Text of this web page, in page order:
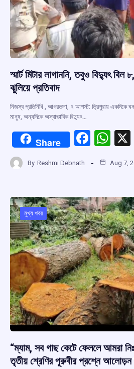
স্মার্ট মিটার লাগাননি, তবুও বিদ্যুৎ
ঝুলিয়ে প্রতিবাদ
নিজস্ব প্রতিনিধি , আগরতলা, ৭ আগস্ট: ত্রিপুরায় একদিকে ঘন
মানুষ, অন্যদিকে অস্বাভাবিক বিদ্যুৎ…
Share
F
ce
o
o
k
W
at
A
p
p
By Reshmi Debnath Aug 7,
মুখ্য খবর
“ম্যাম, সব গাছ কেটে ফেললে আমরা
তৃতীয় শ্রেণির পূরুবীর প্রশ্নে আলোড়ন